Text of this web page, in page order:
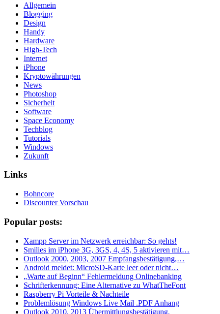
Allgemein
Blogging
Design
Handy
Hardware
High-Tech
Internet
iPhone
Kryptowährungen
News
Photoshop
Sicherheit
Software
Space Economy
Techblog
Tutorials
Windows
Zukunft
Links
Bohncore
Discounter Vorschau
Popular posts:
Xampp Server im Netzwerk erreichbar: So gehts!
Smilies im iPhone 3G, 3GS, 4, 4S, 5 aktivieren mit…
Outlook 2000, 2003, 2007 Empfangsbestätigung,…
Android meldet: MicroSD-Karte leer oder nicht…
„Warte auf Beginn“ Fehlermeldung Onlinebanking
Schrifterkennung: Eine Alternative zu WhatTheFont
Raspberry Pi Vorteile & Nachteile
Problemlösung Windows Live Mail .PDF Anhang
Outlook 2010, 2013 Übermittlungsbestätigung,